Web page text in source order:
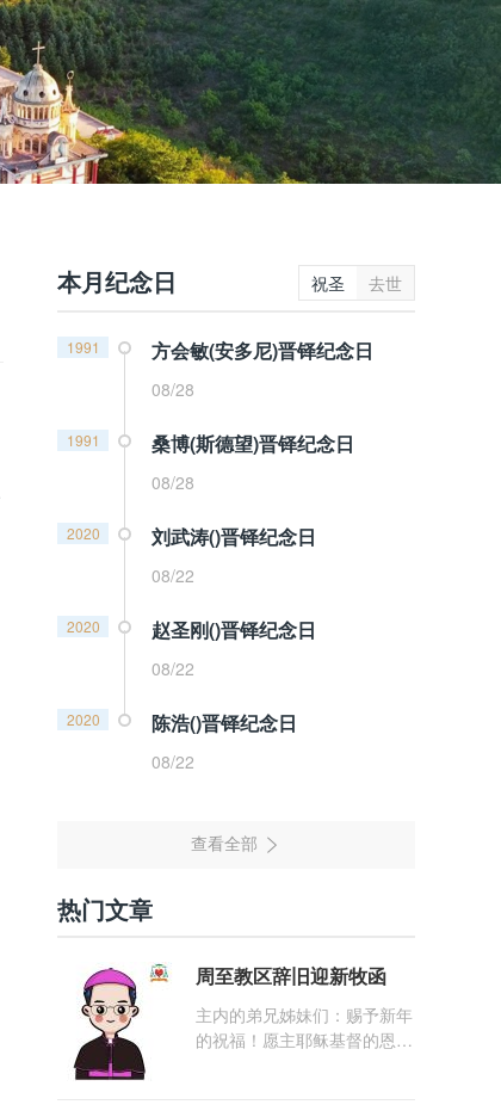
本月纪念日 祝圣 去世
1991 方会敏(安多尼)晋铎纪念日
08/28
1991 桑博(斯德望)晋铎纪念日
08/28
2020 刘武涛()晋铎纪念日
08/22
2020 赵圣刚()晋铎纪念日
08/22
2020 陈浩()晋铎纪念日
08/22
热门文章
周至教区辞旧迎新牧函
主内的弟兄姊妹们：赐予新年
的祝福！愿主耶稣基督的恩